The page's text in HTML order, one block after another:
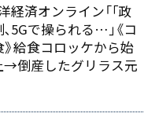
経済オンライン「｢政
5Gで操られる…｣《コ
給食コロッケから始
→倒産したグリラス元